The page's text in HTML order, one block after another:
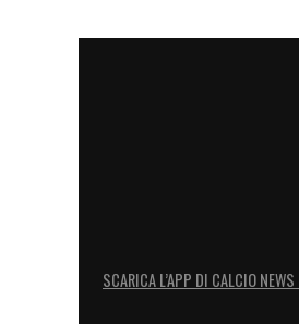
di sé ed è in grado
continuità
SCARICA L’APP DI CALCIO